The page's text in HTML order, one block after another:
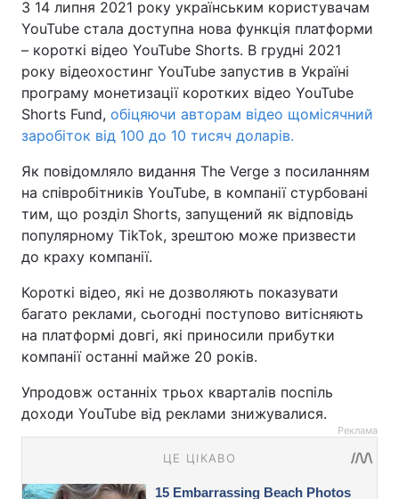
З 14 липня 2021 року українським користувачам
YouTube стала доступна нова функція платформи
– короткі відео YouTube Shorts. В грудні 2021
року відеохостинг YouTube запустив в Україні
програму монетизації коротких відео YouTube
Shorts Fund, обіцяючи авторам відео щомісячний
заробіток від 100 до 10 тисяч доларів.
Як повідомляло видання The Verge з посиланням
на співробітників YouTube, в компанії стурбовані
тим, що розділ Shorts, запущений як відповідь
популярному TikTok, зрештою може призвести
до краху компанії.
Короткі відео, які не дозволяють показувати
багато реклами, сьогодні поступово витісняють
на платформі довгі, які приносили прибутки
компанії останні майже 20 років.
Упродовж останніх трьох кварталів поспіль
доходи YouTube від реклами знижувалися.
Реклама